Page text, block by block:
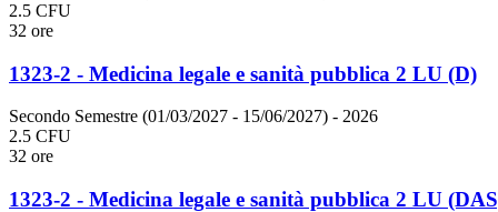
2.5 CFU
32 ore
1323-2 - Medicina legale e sanità pubblica 2 LU (D)
Secondo Semestre (01/03/2027 - 15/06/2027) - 2026
2.5 CFU
32 ore
1323-2 - Medicina legale e sanità pubblica 2 LU